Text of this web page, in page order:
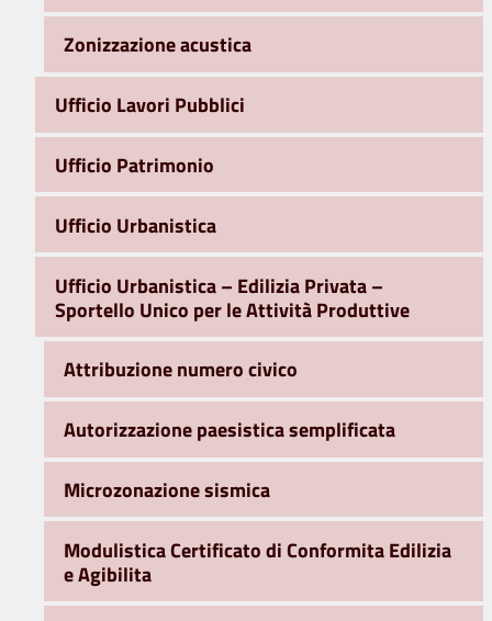
Zonizzazione acustica
Ufficio Lavori Pubblici
Ufficio Patrimonio
Ufficio Urbanistica
Ufficio Urbanistica – Edilizia Privata –
Sportello Unico per le Attività Produttive
Attribuzione numero civico
Autorizzazione paesistica semplificata
Microzonazione sismica
Modulistica Certificato di Conformita Edilizia
e Agibilita